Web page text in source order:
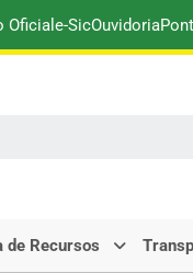
Oficial e-SicOuvidoria
de Recursos